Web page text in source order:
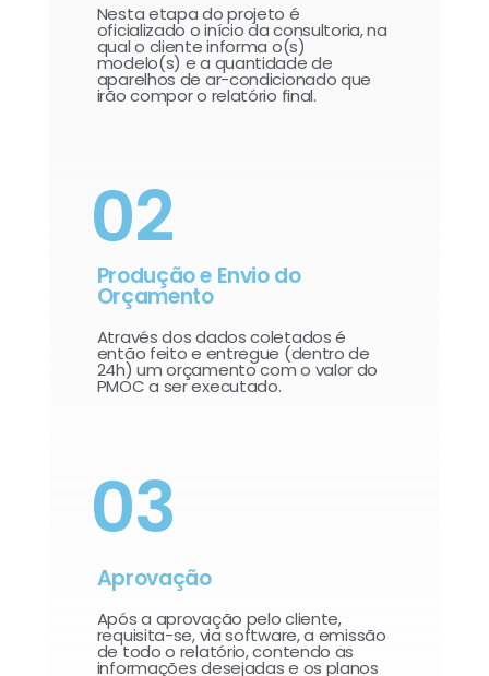
Nesta etapa do projeto é
oficializado o início da consultoria, na
qual o cliente informa o(s)
modelo(s) e a quantidade de
aparelhos de ar-condicionado que
irão compor o relatório final.​
02
Produção e Envio do
Orçamento
Através dos dados coletados é
então feito e entregue (dentro de
24h) um orçamento com o valor do
PMOC a ser executado.
03
Aprovação
Após a aprovação pelo cliente,
requisita-se, via software, a emissão
de todo o relatório, contendo as
informações desejadas e os planos